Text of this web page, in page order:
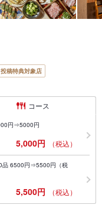
稿特典対象店
コース
円⇒5000円
5,000円 （税込）
品 6500円⇒5500円（税
5,500円 （税込）